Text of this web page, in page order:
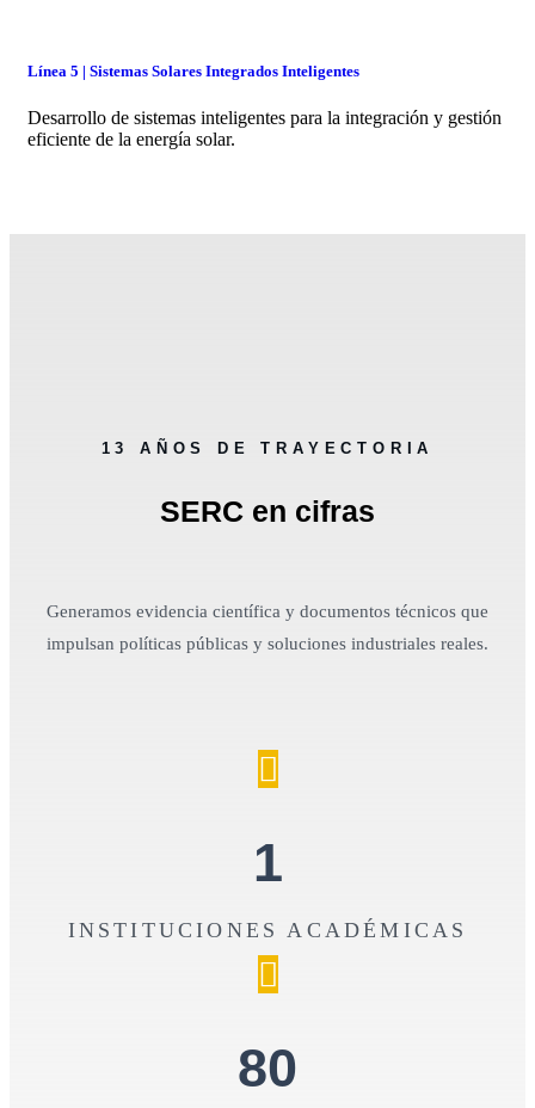
Línea 5 | Sistemas Solares Integrados Inteligentes
Desarrollo de sistemas inteligentes para la integración y gestión
eficiente de la energía solar.
13 AÑOS DE TRAYECTORIA
SERC en cifras
Generamos evidencia científica y documentos técnicos que
impulsan políticas públicas y soluciones industriales reales.
1
INSTITUCIONES ACADÉMICAS
80